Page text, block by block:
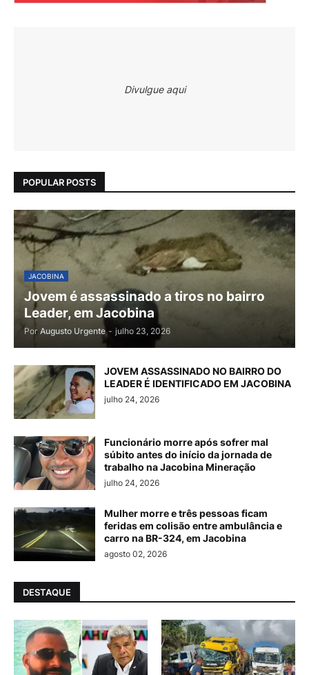
Divulgue aqui
POPULAR POSTS
JACOBINA
Jovem é assassinado a tiros no bairro
Leader, em Jacobina
Por Augusto Urgente - julho 23, 2026
JOVEM ASSASSINADO NO BAIRRO DO
LEADER É IDENTIFICADO EM JACOBINA
julho 24, 2026
Funcionário morre após sofrer mal
súbito antes do início da jornada de
trabalho na Jacobina Mineração
julho 24, 2026
Mulher morre e três pessoas ficam
feridas em colisão entre ambulância e
carro na BR-324, em Jacobina
agosto 02, 2026
DESTAQUE